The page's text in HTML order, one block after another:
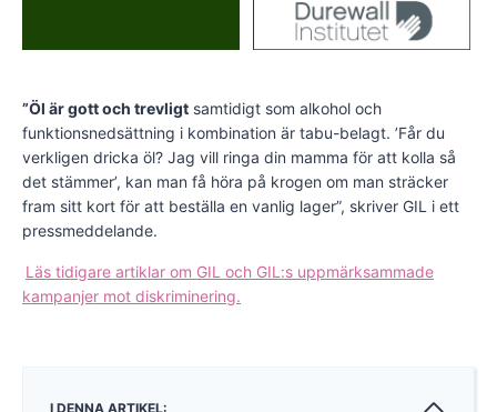
”Öl är gott och trevligt samtidigt som alkohol och
funktionsnedsättning i kombination är tabu-belagt. ’Får du
verkligen dricka öl? Jag vill ringa din mamma för att kolla så
det stämmer’, kan man få höra på krogen om man sträcker
fram sitt kort för att beställa en vanlig lager”, skriver GIL i ett
pressmeddelande.
Läs tidigare artiklar om GIL och GIL:s uppmärksammade
kampanjer mot diskriminering.
I DENNA ARTIKEL: